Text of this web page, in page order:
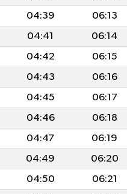
04:39 06:13
04:41 06:14
04:42 06:15
04:43 06:16
04:45 06:17
04:46 06:18
04:47 06:19
04:49 06:20
04:50 06:21